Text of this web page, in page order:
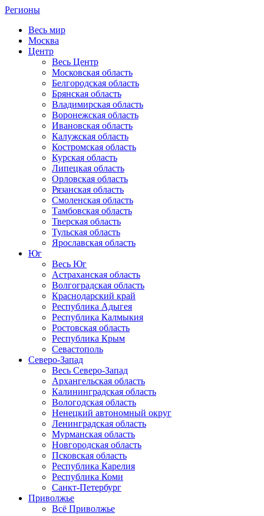
Регионы
Весь мир
Москва
Центр
Весь Центр
Московская область
Белгородская область
Брянская область
Владимирская область
Воронежская область
Ивановская область
Калужская область
Костромская область
Курская область
Липецкая область
Орловская область
Рязанская область
Смоленская область
Тамбовская область
Тверская область
Тульская область
Ярославская область
Юг
Весь Юг
Астраханская область
Волгоградская область
Краснодарский край
Республика Адыгея
Республика Калмыкия
Ростовская область
Республика Крым
Севастополь
Северо-Запад
Весь Северо-Запад
Архангельская область
Калининградская область
Вологодская область
Ненецкий автономный округ
Ленинградская область
Мурманская область
Новгородская область
Псковская область
Республика Карелия
Республика Коми
Санкт-Петербург
Приволжье
Всё Приволжье